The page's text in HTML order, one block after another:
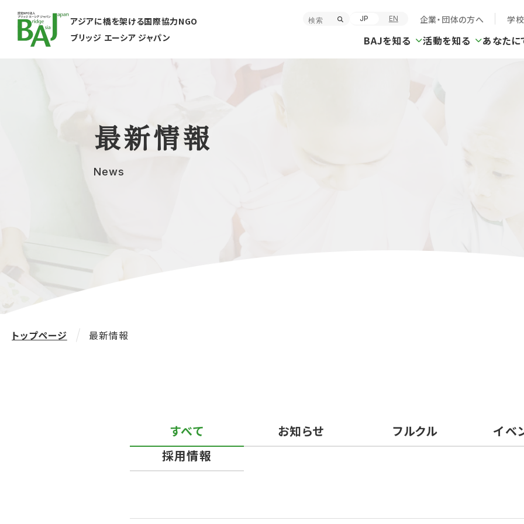
アジアに橋を架ける国際協力NGO
ブリッジ エーシア ジャパン
JP EN 企業・団体の方へ 学
BAJを知る 活動を知る あなたに
最新情報
News
トップページ 最新情報
すべて お知らせ フルクル
イベ
採用情報